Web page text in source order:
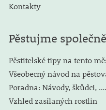
Kontakty
Pěstujme společně
Pěstitelské tipy na tento
Všeobecný návod na
Poradna: Návody, škůdci, ....
Vzhled zasílaných rostlin